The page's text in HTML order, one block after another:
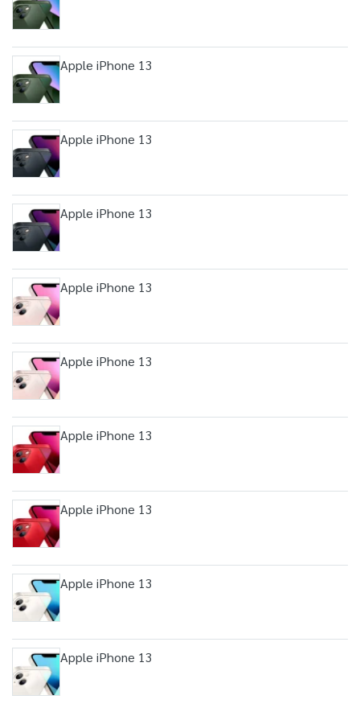
Apple iPhone 13
Apple iPhone 13
Apple iPhone 13
Apple iPhone 13
Apple iPhone 13
Apple iPhone 13
Apple iPhone 13
Apple iPhone 13
Apple iPhone 13